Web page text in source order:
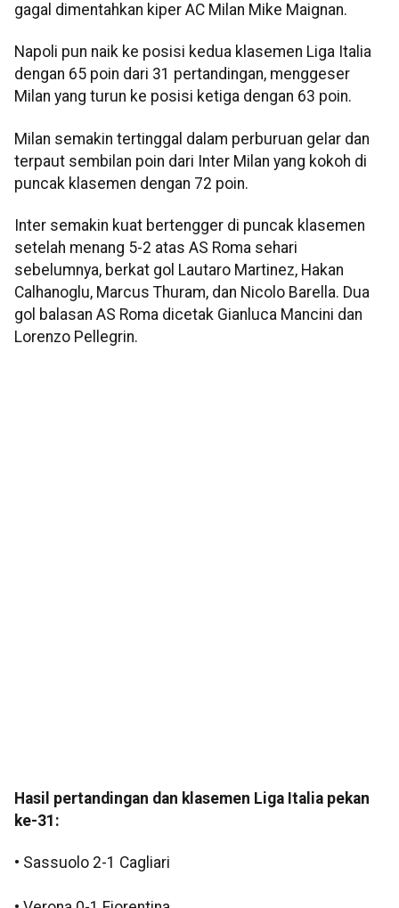
gagal dimentahkan kiper AC Milan Mike Maignan.
Napoli pun naik ke posisi kedua klasemen Liga Italia
dengan 65 poin dari 31 pertandingan, menggeser
Milan yang turun ke posisi ketiga dengan 63 poin.
Milan semakin tertinggal dalam perburuan gelar dan
terpaut sembilan poin dari Inter Milan yang kokoh di
puncak klasemen dengan 72 poin.
Inter semakin kuat bertengger di puncak klasemen
setelah menang 5-2 atas AS Roma sehari
sebelumnya, berkat gol Lautaro Martinez, Hakan
Calhanoglu, Marcus Thuram, dan Nicolo Barella. Dua
gol balasan AS Roma dicetak Gianluca Mancini dan
Lorenzo Pellegrin.
Hasil pertandingan dan klasemen Liga Italia pekan
ke-31:
• Sassuolo 2-1 Cagliari